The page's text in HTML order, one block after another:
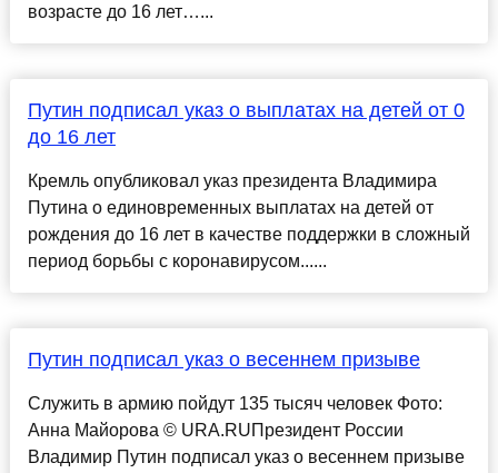
возрасте до 16 лет…...
Путин подписал указ о выплатах на детей от 0
до 16 лет
Кремль опубликовал указ президента Владимира
Путина о единовременных выплатах на детей от
рождения до 16 лет в качестве поддержки в сложный
период борьбы с коронавирусом......
Путин подписал указ о весеннем призыве
Служить в армию пойдут 135 тысяч человек Фото:
Анна Майорова © URA.RUПрезидент России
Владимир Путин подписал указ о весеннем призыве